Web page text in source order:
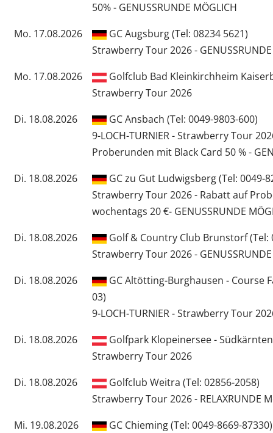
50% - GENUSSRUNDE MÖGLICH
Mo. 17.08.2026
GC Augsburg (Tel: 08234 5621)
Strawberry Tour 2026 -
Mo. 17.08.2026
Golfclub Bad Kleinkirchheim
Strawberry Tour 2026
Di. 18.08.2026
GC Ansbach (Tel: 0049-9803-600)
9-LOCH-TURNIER - Strawberry Tour
Proberunden mit Black Card 50 % -
Di. 18.08.2026
GC zu Gut Ludwigsberg (Tel: 0049-
Strawberry Tour 2026 - Rabatt auf
wochentags 20 €- GENUSSRUNDE
Di. 18.08.2026
Golf & Country Club Brunstorf (Tel:
Strawberry Tour 2026 -
Di. 18.08.2026
GC Altötting-Burghausen - Course
03)
9-LOCH-TURNIER - Strawberry Tour
Di. 18.08.2026
Golfpark Klopeinersee -
Strawberry Tour 2026
Di. 18.08.2026
Golfclub Weitra (Tel: 02856-2058)
Strawberry Tour 2026 - RELAXRUNDE
Mi. 19.08.2026
GC Chieming (Tel: 0049-8669-87330)